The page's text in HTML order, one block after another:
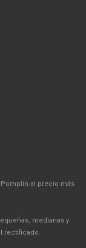
al precio más
medianas y
rectificado.